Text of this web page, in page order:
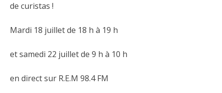
de curistas !
Mardi 18 juillet de 18 h à 19 h
et samedi 22 juillet de 9 h à 10 h
en direct sur R.E.M 98.4 FM